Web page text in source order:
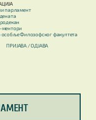
парламент
Филозофског факултета
ПРИЈАВА / OДЈАВА